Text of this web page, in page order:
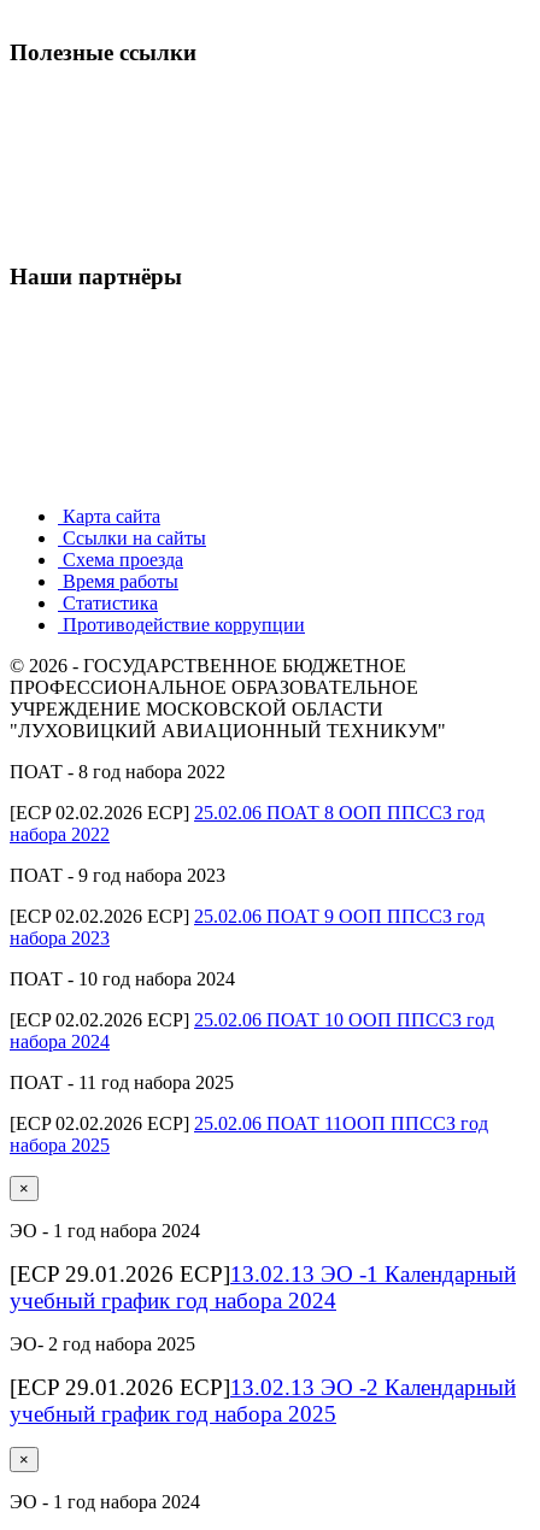
Полезные ссылки
Наши партнёры
Карта сайта
Ссылки на сайты
Схема проезда
Время работы
Статистика
Противодействие коррупции
© 2026 - ГОСУДАРСТВЕННОЕ БЮДЖЕТНОЕ
ПРОФЕССИОНАЛЬНОЕ ОБРАЗОВАТЕЛЬНОЕ
УЧРЕЖДЕНИЕ МОСКОВСКОЙ ОБЛАСТИ
"ЛУХОВИЦКИЙ АВИАЦИОННЫЙ ТЕХНИКУМ"
ПОАТ - 8 год набора 2022
[ECP 02.02.2026 ECP] 25.02.06 ПОАТ 8 ООП ППССЗ год
набора 2022
ПОАТ - 9 год набора 2023
[ECP 02.02.2026 ECP] 25.02.06 ПОАТ 9 ООП ППССЗ год
набора 2023
ПОАТ - 10 год набора 2024
[ECP 02.02.2026 ECP] 25.02.06 ПОАТ 10 ООП ППССЗ год
набора 2024
ПОАТ - 11 год набора 2025
[ECP 02.02.2026 ECP] 25.02.06 ПОАТ 11ООП ППССЗ год
набора 2025
×
ЭО - 1 год набора 2024
[ECP 29.01.2026 ECP]13.02.13 ЭО -1 Календарный
учебный график год набора 2024
ЭО- 2 год набора 2025
[ECP 29.01.2026 ECP]13.02.13 ЭО -2 Календарный
учебный график год набора 2025
×
ЭО - 1 год набора 2024